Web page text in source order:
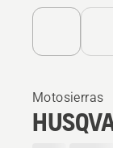
Motosierras